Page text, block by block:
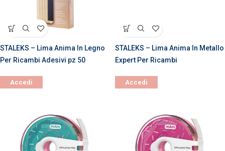
STALEKS – Lima Anima In Legno
Per Ricambi Adesivi pz 50
Accedi
STALEKS – Lima Anima In Metallo
Expert Per Ricambi
Accedi